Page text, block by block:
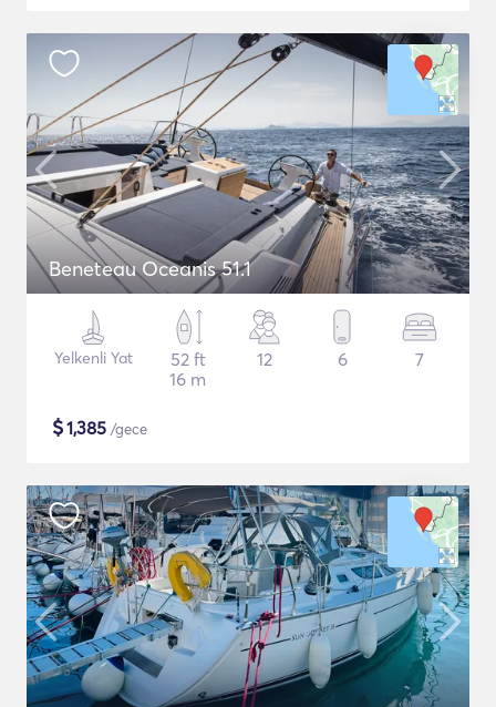
Beneteau Oceanis 51.1
Yelkenli Yat
52 ft
16 m
12 6 7
$1,385 /gece